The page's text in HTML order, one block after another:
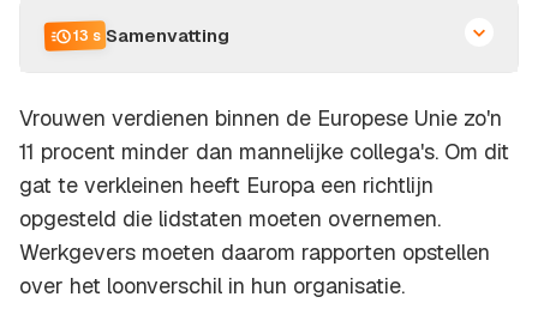
13 s Samenvatting
Vrouwen verdienen binnen de Europese Unie zo'n
11 procent minder dan mannelijke collega's. Om dit
gat te verkleinen heeft Europa een richtlijn
opgesteld die lidstaten moeten overnemen.
Werkgevers moeten daarom rapporten opstellen
over het loonverschil in hun organisatie.